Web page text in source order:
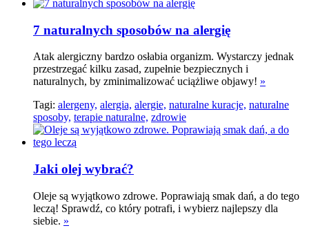
7 naturalnych sposobów na alergię
Atak alergiczny bardzo osłabia organizm. Wystarczy jednak
przestrzegać kilku zasad, zupełnie bezpiecznych i
naturalnych, by zminimalizować uciążliwe objawy! »
Tagi: alergeny, alergia, alergie, naturalne kuracje, naturalne
sposoby, terapie naturalne, zdrowie
Jaki olej wybrać?
Oleje są wyjątkowo zdrowe. Poprawiają smak dań, a do tego
leczą! Sprawdź, co który potrafi, i wybierz najlepszy dla
siebie. »